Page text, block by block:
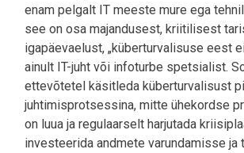
enam pelgalt IT meeste mure ega
see on osa majandusest, kriitilisest
igapäevaelust, „küberturvalisuse eest
ainult IT-juht või infoturbe spetsialist.
ettevõtetel käsitleda küberturvalisust
juhtimisprotsessina, mitte ühekordse
on luua ja regulaarselt harjutada
investeerida andmete varundamisse ja